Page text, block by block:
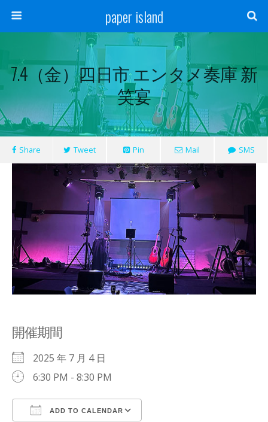
paper island
7.4（金）四日市 エンタメ奏庫 新
笑宴
Share Tweet Pin Mail SMS
開催期間
2025 年 7 月 4 日
6:30 PM - 8:30 PM
ADD TO CALENDAR